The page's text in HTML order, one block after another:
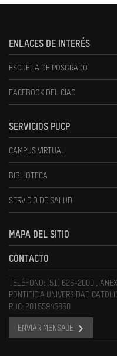
ENLACES DE INTERÉS
ESCUELA DE POSGRADO
FACEBOOK DEL CIAC
SERVICIOS PUCP
CAMPUS VIRTUAL
BIBLIOTECA
SERVICIO DE SALUD
MAPA DEL SITIO
CONTACTO
TELÉFONO: (51) 626-2000 ,
PONTIFICIA UNIVERSIDAD
RUC: 20155945860
ENVIAR MENSAJE